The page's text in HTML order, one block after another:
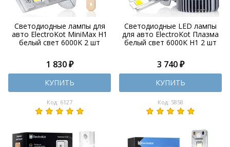
Светодиодные лампы для
авто ElectroKot MiniMax H1
белый свет 6000K 2 шт
1 830 ₽
КУПИТЬ
Код: 6127
Светодиодные LED лампы
для авто ElectroKot Плазма
белый свет 6000K H1 2 шт
3 740 ₽
КУПИТЬ
Код: 5858